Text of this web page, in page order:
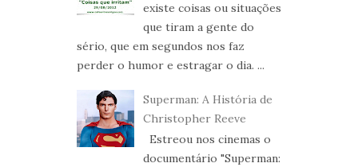
existe coisas ou situações
que tiram a gente do
sério, que em segundos nos faz
perder o humor e estragar o dia. ...
Superman: A História de
Christopher Reeve
Estreou nos cinemas o
documentário "Superman: